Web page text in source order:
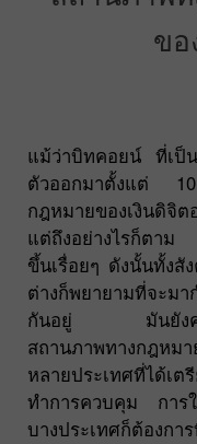
ขอ
แม้ว่าบิทคอยน์ ที่เป็
ตัวออกมาตั้งแต่
กฎหมายของเงินดิจิ
แต่ถึงอย่างไรก็ตาม
ขึ้นเรื่อยๆ ดังนั้นทั้งสั
ต่างก็พยายามที่จะมา
กันอยู่ มันยังค่อนข้
สถานภาพทางกฎหม
หลายประเทศที่ได้เต
ทำการควบคุม การ
บางประเทศก็ต้องก